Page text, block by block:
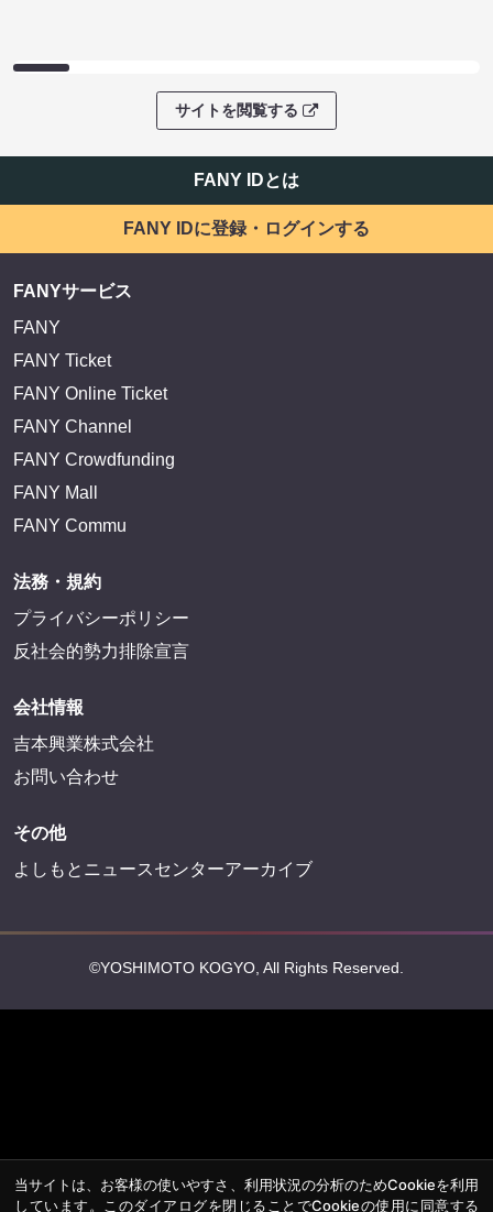
サイトを閲覧する
FANY IDとは
FANY IDに登録・ログインする
FANYサービス
FANY
FANY Ticket
FANY Online Ticket
FANY Channel
FANY Crowdfunding
FANY Mall
FANY Commu
法務・規約
プライバシーポリシー
反社会的勢力排除宣言
会社情報
吉本興業株式会社
お問い合わせ
その他
よしもとニュースセンターアーカイブ
©YOSHIMOTO KOGYO, All Rights Reserved.
当サイトは、お客様の使いやすさ、利用状況の分析のためCookieを利用
しています。このダイアログを閉じることでCookieの使用に同意する